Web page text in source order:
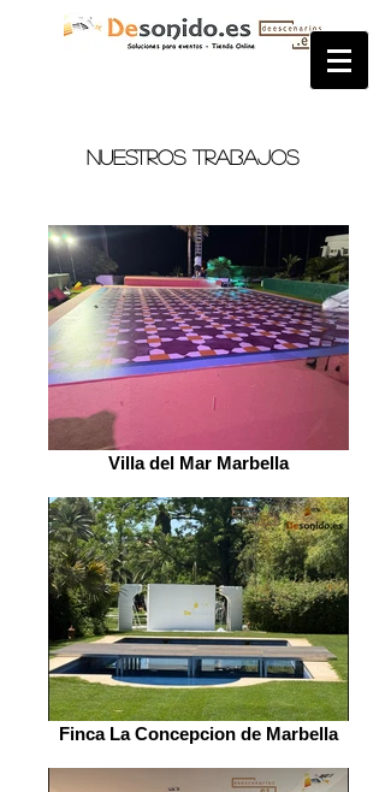
Nuestros trabajos
Villa del Mar Marbella
Finca La Concepcion de Marbella